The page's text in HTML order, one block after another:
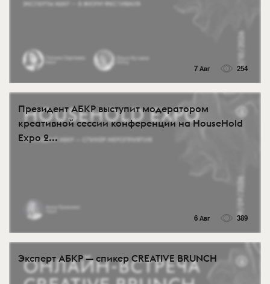
7 Авг 254
Президент АБКР выступит модератором
креативной сессии конференции на HouseHold
Expo 2...
6 Авг 389
Эксперт АБКР — спикер CREATIVE BRUNCH